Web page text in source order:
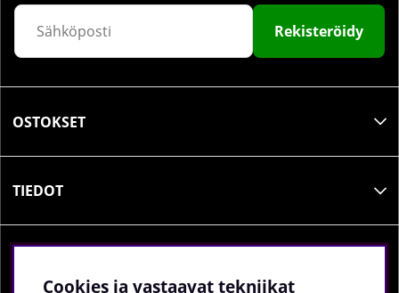
Rekisteröidy
OSTOKSET
TIEDOT
Cookies ja vastaavat tekniikat